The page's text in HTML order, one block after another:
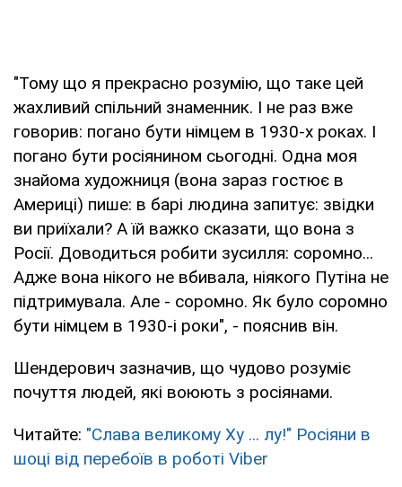
"Тому що я прекрасно розумію, що таке цей
жахливий спільний знаменник. І не раз вже
говорив: погано бути німцем в 1930-х роках. І
погано бути росіянином сьогодні. Одна моя
знайома художниця (вона зараз гостює в
Америці) пише: в барі людина запитує: звідки
ви приїхали? А їй важко сказати, що вона з
Росії. Доводиться робити зусилля: соромно...
Адже вона нікого не вбивала, ніякого Путіна не
підтримувала. Але - соромно. Як було соромно
бути німцем в 1930-і роки", - пояснив він.
Шендерович зазначив, що чудово розуміє
почуття людей, які воюють з росіянами.
Читайте: "Слава великому Ху ... лу!" Росіяни в
шоці від перебоїв в роботі Viber